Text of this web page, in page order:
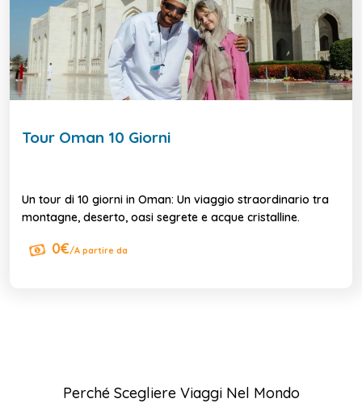
Tour Oman 10 Giorni
Un tour di 10 giorni in Oman: Un viaggio straordinario tra
montagne, deserto, oasi segrete e acque cristalline.
0€/A partire da
Perché Scegliere Viaggi Nel Mondo